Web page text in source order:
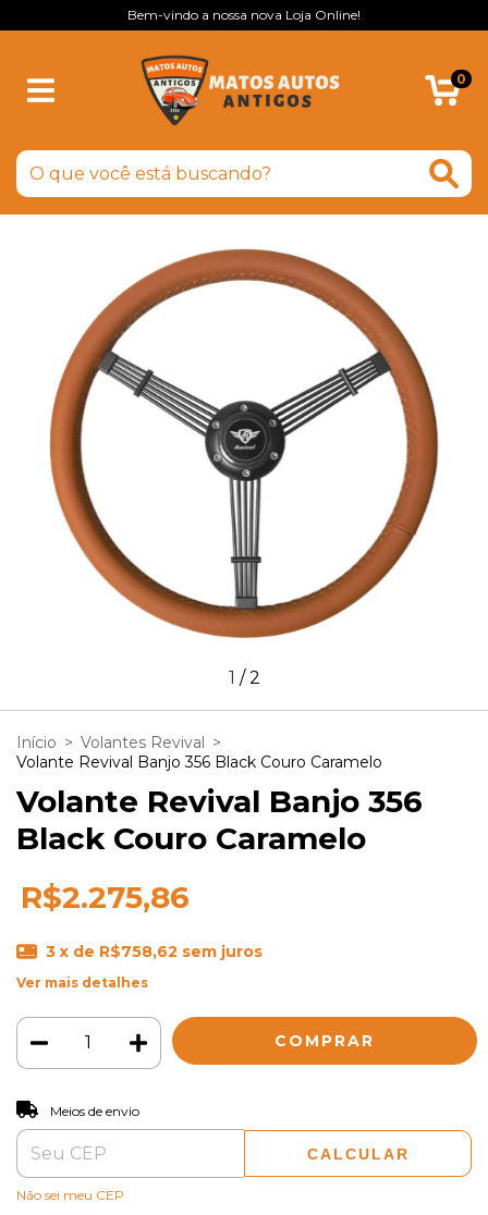
Bem-vindo a nossa nova Loja Online!
0
1 /2
Início > Volantes Revival >
Volante Revival Banjo 356 Black Couro Caramelo
Volante Revival Banjo 356
Black Couro Caramelo
R$2.275,86
3 x de R$758,62 sem juros
Ver mais detalhes
Entregas para o CEP:
Meios de envio
CALCULAR
Não sei meu CEP